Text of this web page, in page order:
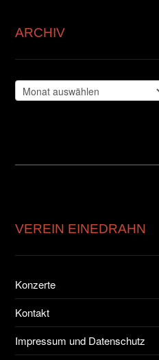
ARCHIV
Archiv
VEREIN EINEDRAHN
Konzerte
Kontakt
Impressum und Datenschutz